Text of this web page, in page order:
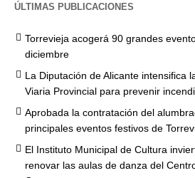
ÚLTIMAS PUBLICACIONES
Torrevieja acogerá 90 grandes
diciembre
La Diputación de Alicante intensifica
Viaria Provincial para prevenir
Aprobada la contratación del
principales eventos festivos de
El Instituto Municipal de Cultura
renovar las aulas de danza del